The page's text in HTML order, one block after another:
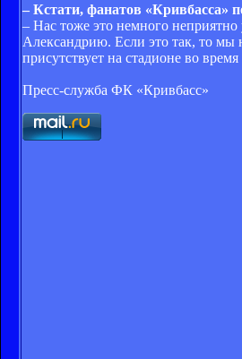
– Кстати, фанатов «Кривбасса»
– Нас тоже это немного
Александрию. Если это так, то мы
присутствует на стадионе во
Пресс-служба ФК «Кривбасс»